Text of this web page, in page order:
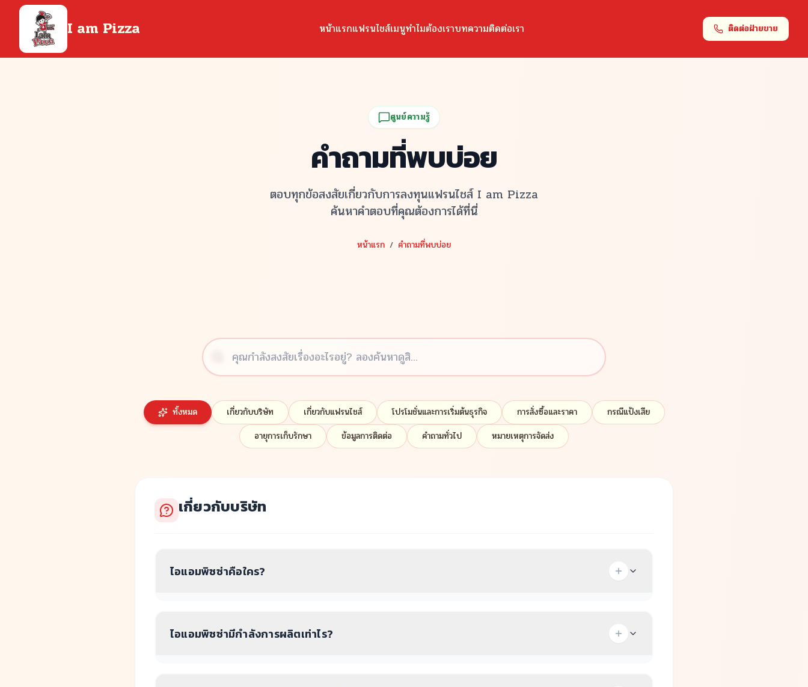
I am Pizza หน้าแรกแฟรนไชส์เมนูทำไมต้องเราบทความติดต่อเรา ติดต่อฝ่ายขาย
ศูนย์ความรู้
คำถามที่พบบ่อย
ตอบทุกข้อสงสัยเกี่ยวกับการลงทุนแฟรนไชส์ I am Pizza
ค้นหาคำตอบที่คุณต้องการได้ที่นี่
หน้าแรก / คำถามที่พบบ่อย
ทั้งหมด เกี่ยวกับบริษัท เกี่ยวกับแฟรนไชส์ โปรโมชั่นและการเริ่มต้นธุรกิจ การสั่งซื้อและราคา
กรณีแป้งเสีย
อายุการเก็บรักษา
ข้อมูลการติดต่อ คำถามทั่วไป หมายเหตุการจัดส่ง
เกี่ยวกับบริษัท
ไอแอมพิซซ่าคือใคร?
ไอแอมพิซซ่ามีกำลังการผลิตเท่าไร?